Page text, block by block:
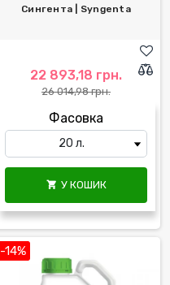
Сингента | Syngenta
22 893,18 грн.
26 014,98 грн.
Фасовка
 У КОШИК
-14%